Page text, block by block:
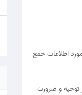
اطلاعات جمع
توجیه و ضرورت